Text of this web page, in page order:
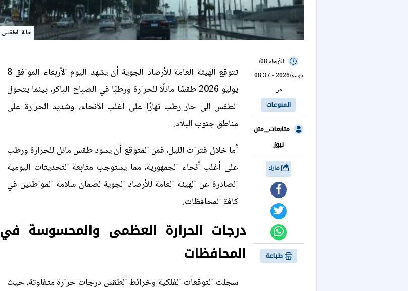
حالة الطقس
الأربعاء 08/
يوليو/2026 - 08:37
ص
المنوعات
متابعات__متن
نيوز
طباعة
تتوقع الهيئة العامة للأرصاد الجوية أن يشهد اليوم الأربعاء الموافق 8
يوليو 2026 طقسًا مائلًا للحرارة ورطبًا في الصباح الباكر، بينما يتحول
الطقس إلى حار رطب نهارًا على أغلب الأنحاء، وشديد الحرارة على
مناطق جنوب البلاد.
أما خلال فترات الليل، فمن المتوقع أن يسود طقس مائل للحرارة ورطب
على أغلب أنحاء الجمهورية، مما يستوجب متابعة التحديثات اليومية
الصادرة عن الهيئة العامة للأرصاد الجوية لضمان سلامة المواطنين في
كافة المحافظات.
درجات الحرارة العظمى والمحسوسة في
المحافظات
سجلت التوقعات الفلكية وخرائط الطقس درجات حرارة متفاوتة، حيث